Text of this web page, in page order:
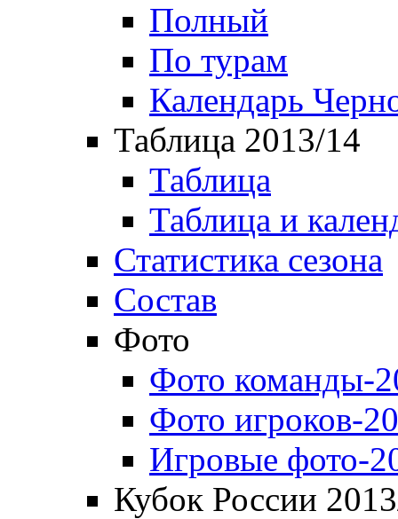
Полный
По турам
Календарь
Таблица 2013/14
Таблица
Таблица и
Статистика сезона
Состав
Фото
Фото команды-
Фото игроков-
Игровые фото-
Кубок России